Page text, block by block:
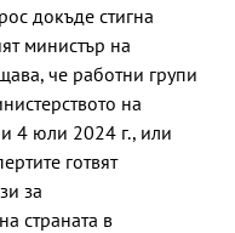
докъде стигна
министър на
че работни групи
на
и 4 юли 2024 г., или
готвят
за
страната в